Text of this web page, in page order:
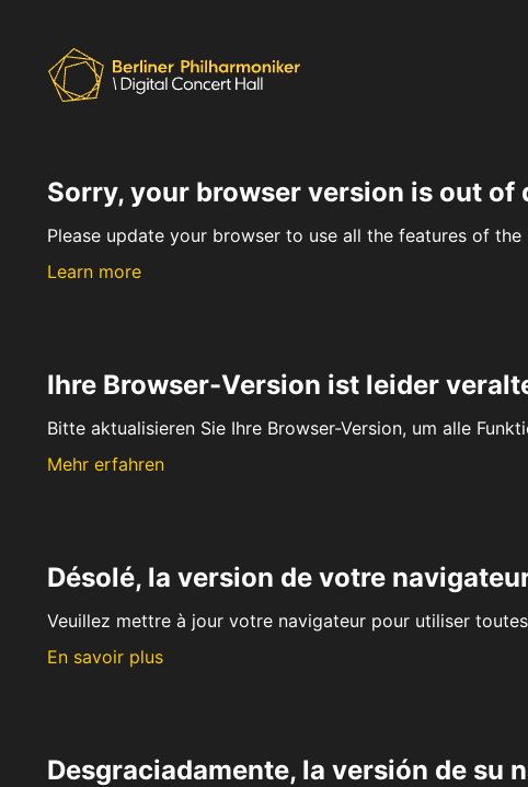
Sorry, your browser version is out of
Please update your browser to use all the features of
Learn more
Ihre Browser-Version ist leider
Bitte aktualisieren Sie Ihre Browser-Version, um alle
Mehr erfahren
Désolé, la version de votre
Veuillez mettre à jour votre navigateur pour utiliser
En savoir plus
Desgraciadamente, la versión de su